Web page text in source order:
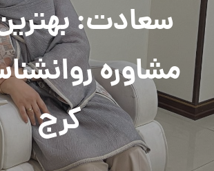
سعادت:
مشاوره
کرج